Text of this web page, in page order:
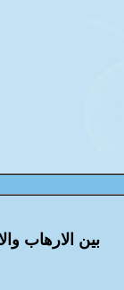
بين الارهاب